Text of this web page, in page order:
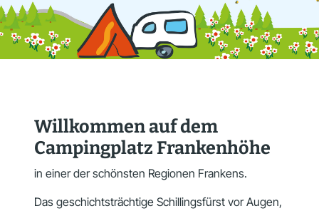
Willkommen auf dem
Campingplatz Frankenhöhe
in einer der schönsten Regionen Frankens.
Das geschichtsträchtige Schillingsfürst vor Augen,